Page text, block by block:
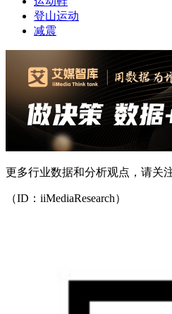
登山运动
减震
更多行业数据和分析观点，请关
（ID：iiMediaResearch）